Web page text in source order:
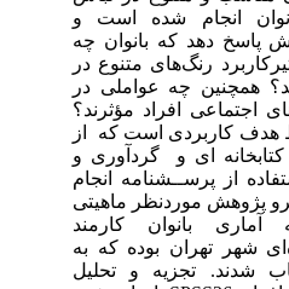
شده است و
که بانوان چه
رنگ‌های متنوع در
چه عواملی در
افراد مؤثرند؟
است که از
ای و گردآوری و
انجام
موردنظر ماهیتی
کارمند
بوده که به
تجزیه و تحلیل